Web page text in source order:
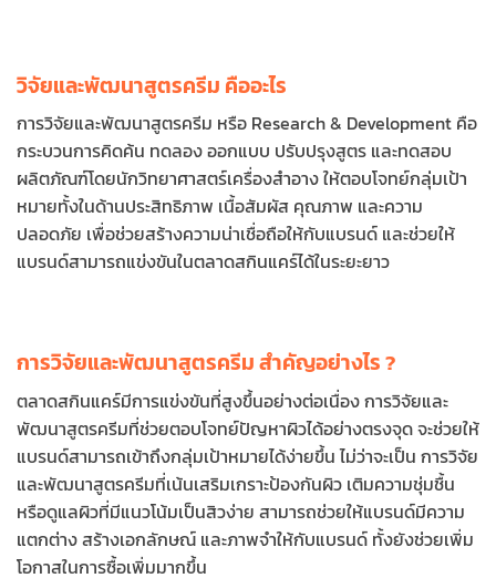
วิจัยและพัฒนาสูตรครีม คืออะไร
การวิจัยและพัฒนาสูตรครีม หรือ Research & Development คือ
กระบวนการคิดค้น ทดลอง ออกแบบ ปรับปรุงสูตร และทดสอบ
ผลิตภัณฑ์โดยนักวิทยาศาสตร์เครื่องสำอาง ให้ตอบโจทย์กลุ่มเป้า
หมายทั้งในด้านประสิทธิภาพ เนื้อสัมผัส คุณภาพ และความ
ปลอดภัย เพื่อช่วยสร้างความน่าเชื่อถือให้กับแบรนด์ และช่วยให้
แบรนด์สามารถแข่งขันในตลาดสกินแคร์ได้ในระยะยาว
การวิจัยและพัฒนาสูตรครีม สำคัญอย่างไร ?
ตลาดสกินแคร์มีการแข่งขันที่สูงขึ้นอย่างต่อเนื่อง การวิจัยและ
พัฒนาสูตรครีมที่ช่วยตอบโจทย์ปัญหาผิวได้อย่างตรงจุด จะช่วยให้
แบรนด์สามารถเข้าถึงกลุ่มเป้าหมายได้ง่ายขึ้น ไม่ว่าจะเป็น การวิจัย
และพัฒนาสูตรครีมที่เน้นเสริมเกราะป้องกันผิว เติมความชุ่มชื้น
หรือดูแลผิวที่มีแนวโน้มเป็นสิวง่าย สามารถช่วยให้แบรนด์มีความ
แตกต่าง สร้างเอกลักษณ์ และภาพจำให้กับแบรนด์ ทั้งยังช่วยเพิ่ม
โอกาสในการซื้อเพิ่มมากขึ้น